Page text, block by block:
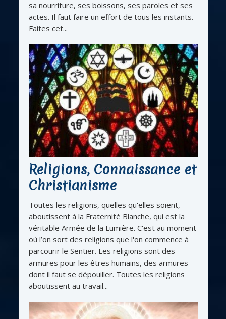
sa nourriture, ses boissons, ses paroles et ses
actes. Il faut faire un effort de tous les instants.
Faites cet...
Religions, Connaissance et
Christianisme
Toutes les religions, quelles qu'elles soient,
aboutissent à la Fraternité Blanche, qui est la
véritable Armée de la Lumière. C'est au moment
où l’on sort des religions que l'on commence à
parcourir le Sentier. Les religions sont des
armures pour les êtres humains, des armures
dont il faut se dépouiller. Toutes les religions
aboutissent au travail...